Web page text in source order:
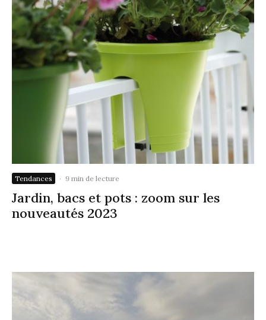
Tendances · 9 min de lecture
Jardin, bacs et pots : zoom sur les
nouveautés 2023